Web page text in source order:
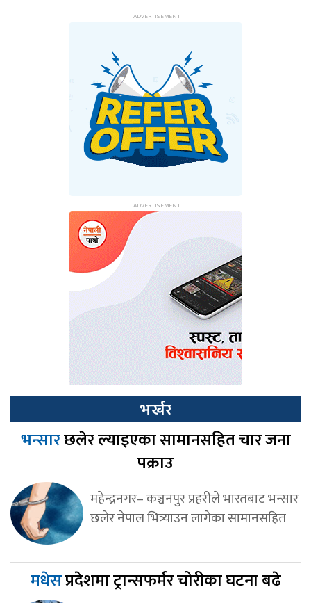
भर्खर
भन्सारछलेर ल्याइएका सामानसहित चार जना
पक्राउ
महेन्द्रनगर– कञ्चनपुर प्रहरीले भारतबाट भन्सार
छलेर नेपाल भित्र्याउन लागेका सामानसहित
मधेसप्रदेशमा ट्रान्सफर्मर चोरीका घटना बढे